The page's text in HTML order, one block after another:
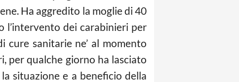
Ha aggredito la moglie di 40
l’intervento dei carabinieri per
cure sanitarie ne’ al momento
per qualche giorno ha lasciato
situazione e a beneficio della